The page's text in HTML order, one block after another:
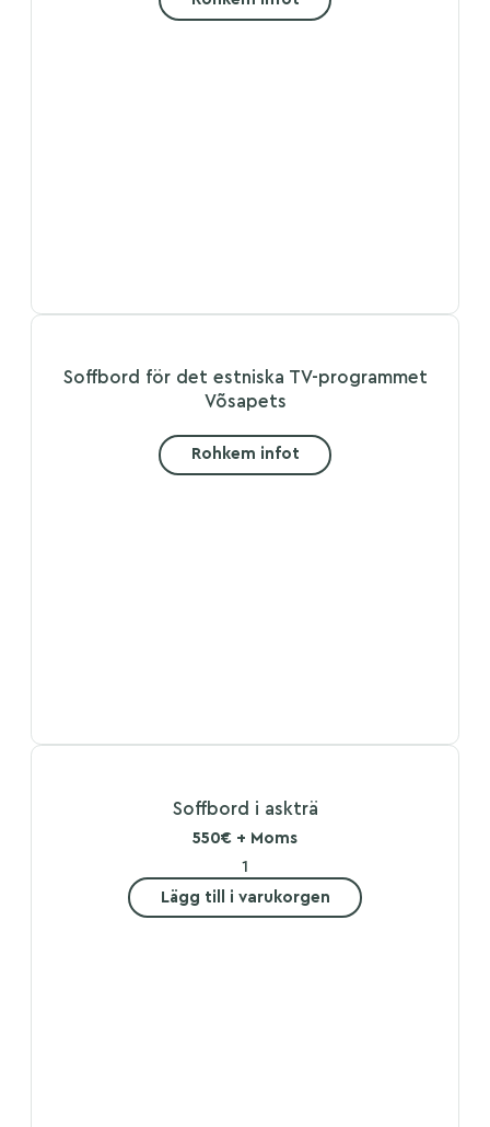
Soffbord för det estniska TV-programmet
Võsapets
Rohkem infot
Soffbord i askträ
550€ + Moms
Lägg till i varukorgen